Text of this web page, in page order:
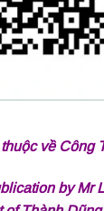
về Công
by Mr